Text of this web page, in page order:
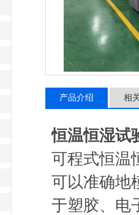
产品介绍 相
恒温恒湿试
可程式恒温
可以准确地
于塑胶、电